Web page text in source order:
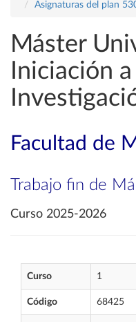
Asignaturas del plan
Máster
Iniciación
Facultad de
Trabajo fin de
Curso 2025-2026
Curso 1
Código 68425